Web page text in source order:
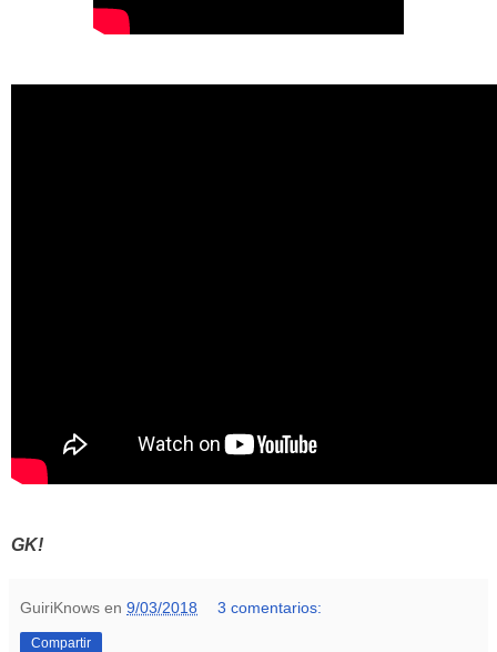
GK!
GuiriKnows en 9/03/2018 3 comentarios:
Compartir